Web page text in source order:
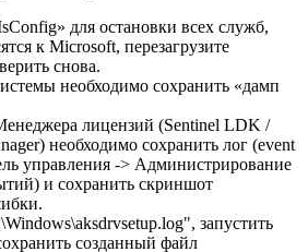
для остановки всех служб,
к Microsoft, перезагрузите
снова.
необходимо сохранить «дамп
лицензий (Sentinel LDK /
необходимо сохранить лог (event
управления -> Администрирование
и сохранить скриншот
запустить
созданный файл